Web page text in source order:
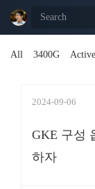
All
3400G
2024-09-06
GKE 구성
하자